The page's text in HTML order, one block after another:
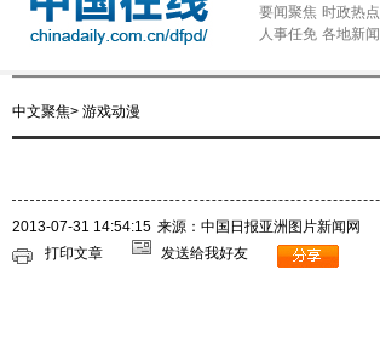
要闻聚焦 时政热点
人事任免 各地新闻
中文聚焦> 游戏动漫
2013-07-31 14:54:15 来源：中国日报亚洲图片新闻网
打印文章
发送给我好友